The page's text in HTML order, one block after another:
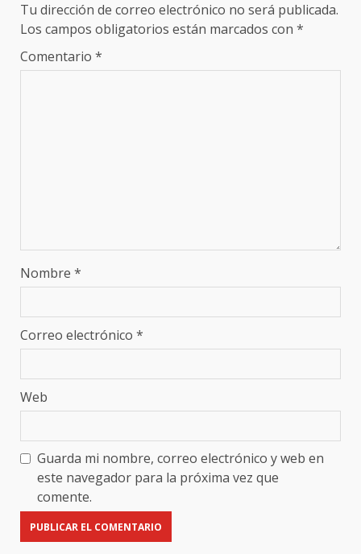
Tu dirección de correo electrónico no será publicada.
Los campos obligatorios están marcados con *
Comentario *
Nombre *
Correo electrónico *
Web
Guarda mi nombre, correo electrónico y web en
este navegador para la próxima vez que
comente.